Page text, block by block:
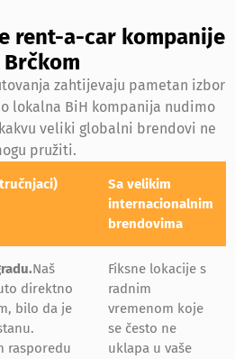
rent-a-car kompanije
Brčkom
zahtijevaju pametan izbor
lokalna BiH kompanija nudimo
veliki globalni brendovi ne
pružiti.
Sa velikim
internacionalnim
brendovima
Naš
direktno
bilo da je
rasporedu
Fiksne lokacije s
radnim
vremenom koje
se često ne
uklapa u vaše